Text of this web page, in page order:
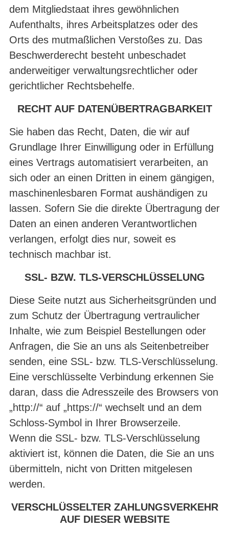
dem Mitgliedstaat ihres gewöhnlichen
Aufenthalts, ihres Arbeitsplatzes oder des
Orts des mutmaßlichen Verstoßes zu. Das
Beschwerderecht besteht unbeschadet
anderweitiger verwaltungsrechtlicher oder
gerichtlicher Rechtsbehelfe.
RECHT AUF DATENÜBERTRAGBARKEIT
Sie haben das Recht, Daten, die wir auf
Grundlage Ihrer Einwilligung oder in Erfüllung
eines Vertrags automatisiert verarbeiten, an
sich oder an einen Dritten in einem gängigen,
maschinenlesbaren Format aushändigen zu
lassen. Sofern Sie die direkte Übertragung der
Daten an einen anderen Verantwortlichen
verlangen, erfolgt dies nur, soweit es
technisch machbar ist.
SSL- BZW. TLS-VERSCHLÜSSELUNG
Diese Seite nutzt aus Sicherheitsgründen und
zum Schutz der Übertragung vertraulicher
Inhalte, wie zum Beispiel Bestellungen oder
Anfragen, die Sie an uns als Seitenbetreiber
senden, eine SSL- bzw. TLS-Verschlüsselung.
Eine verschlüsselte Verbindung erkennen Sie
daran, dass die Adresszeile des Browsers von
„http://“ auf „https://“ wechselt und an dem
Schloss-Symbol in Ihrer Browserzeile.
Wenn die SSL- bzw. TLS-Verschlüsselung
aktiviert ist, können die Daten, die Sie an uns
übermitteln, nicht von Dritten mitgelesen
werden.
VERSCHLÜSSELTER ZAHLUNGSVERKEHR
AUF DIESER WEBSITE